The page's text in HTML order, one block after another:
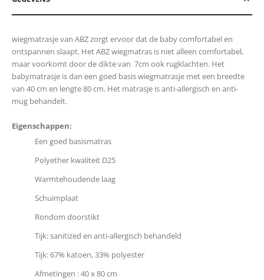
wiegmatrasje van ABZ zorgt ervoor dat de baby comfortabel en
ontspannen slaapt. Het ABZ wiegmatras is niet alleen comfortabel,
maar voorkomt door de dikte van 7cm ook rugklachten. Het
babymatrasje is dan een goed basis wiegmatrasje met een breedte
van 40 cm en lengte 80 cm. Het matrasje is anti-allergisch en anti-
mug behandelt.
Eigenschappen:
Een goed basismatras
Polyether kwaliteit D25
Warmtehoudende laag
Schuimplaat
Rondom doorstikt
Tijk: sanitized en anti-allergisch behandeld
Tijk: 67% katoen, 33% polyester
Afmetingen : 40 x 80 cm